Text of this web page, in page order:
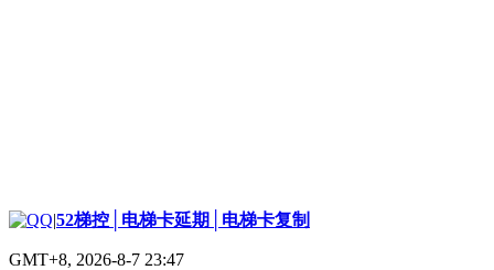
|52梯控│电梯卡延期│电梯卡复制
GMT+8, 2026-8-7 23:47